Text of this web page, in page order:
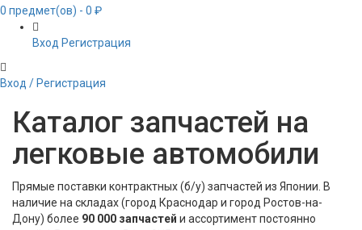
0 предмет(ов) - 0 ₽
Вход Регистрация
Вход / Регистрация
Каталог запчастей на
легковые автомобили
Прямые поставки контрактных (б/у) запчастей из Японии. В
наличие на складах (город Краснодар и город Ростов-на-
Дону) более 90 000 запчастей и ассортимент постоянно